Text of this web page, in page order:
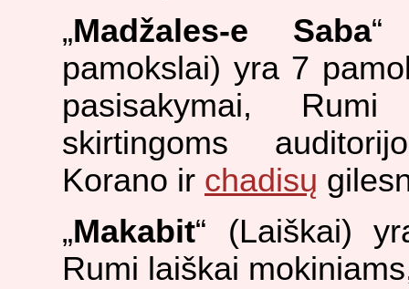
„Madžales-e Saba“
pamokslai) yra 7
pasisakymai, Rumi
skirtingoms
Korano ir chadisų
„Makabit“ (Laiškai)
Rumi laiškai